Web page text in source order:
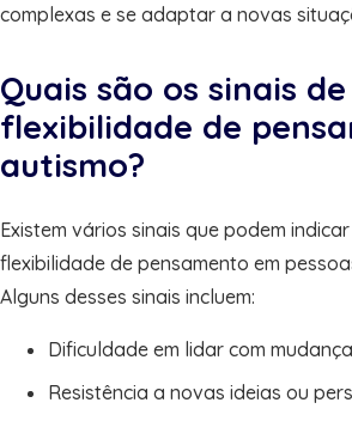
complexas e se adaptar a novas
Quais são os sinais
flexibilidade de
autismo?
Existem vários sinais que podem
flexibilidade de pensamento em
Alguns desses sinais incluem:
Dificuldade em lidar com
Resistência a novas ideias ou